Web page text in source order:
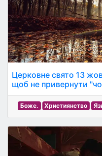
Церковне свято 13
щоб не привернути
Боже. Християнство